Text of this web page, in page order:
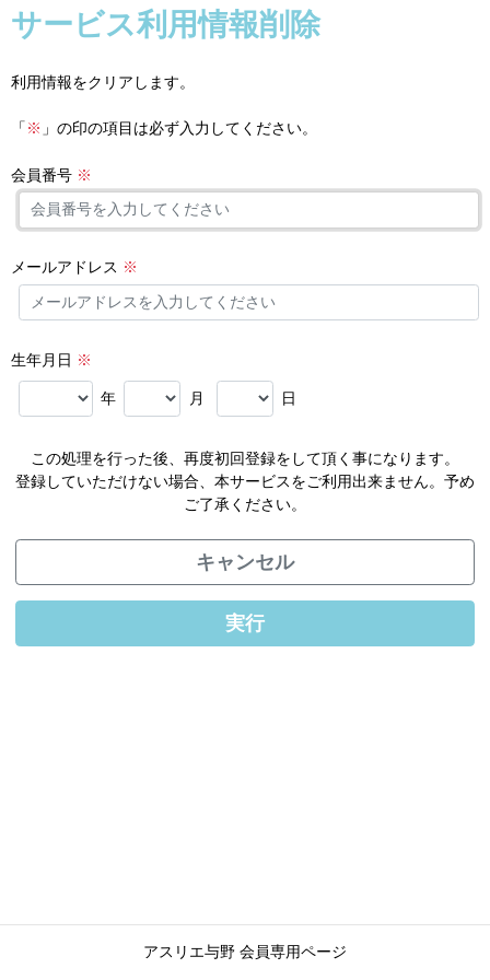
サービス利用情報削除
利用情報をクリアします。
「 ※ 」の印の項目は必ず入力してください。
会員番号 ※
メールアドレス ※
生年月日 ※
年 月 日
この処理を行った後、再度初回登録をして頂く事になります。
登録していただけない場合、本サービスをご利用出来ません。予め
ご了承ください。
キャンセル
実行
アスリエ与野 会員専用ページ